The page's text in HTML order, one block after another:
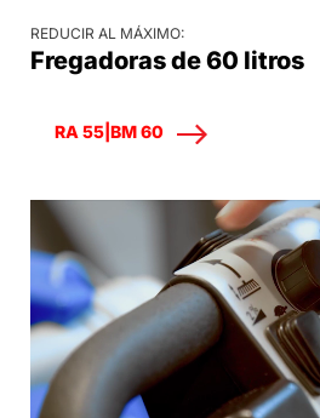
REDUCIR AL MÁXIMO:
Fregadoras de 60 litros
RA 55|BM 60